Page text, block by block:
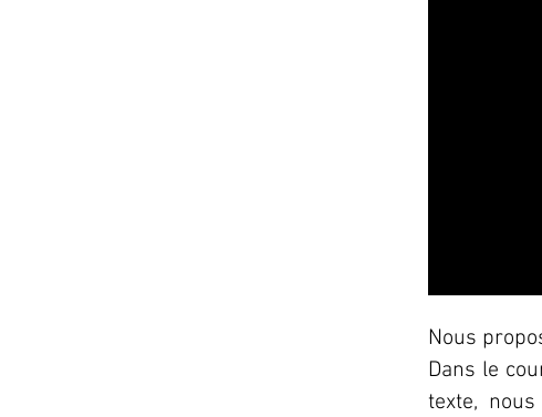
Nous
Dans le
texte,